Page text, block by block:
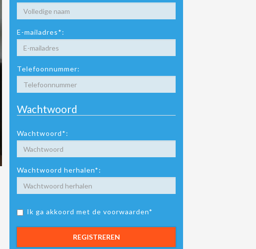
E-mailadres*:
Telefoonnummer:
Wachtwoord
Wachtwoord*:
Wachtwoord herhalen*:
Ik ga akkoord met de voorwaarden*
REGISTREREN